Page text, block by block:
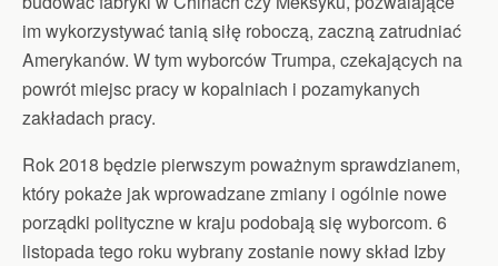
im wykorzystywać tanią siłę roboczą, zaczną zatrudniać
Amerykanów. W tym wyborców Trumpa, czekających na
powrót miejsc pracy w kopalniach i pozamykanych
zakładach pracy.
Rok 2018 będzie pierwszym poważnym sprawdzianem,
który pokaże jak wprowadzane zmiany i ogólnie nowe
porządki polityczne w kraju podobają się wyborcom. 6
listopada tego roku wybrany zostanie nowy skład Izby